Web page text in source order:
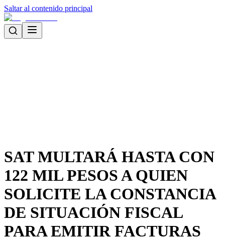
Saltar al contenido principal
SAT MULTARÁ HASTA CON
122 MIL PESOS A QUIEN
SOLICITE LA CONSTANCIA
DE SITUACIÓN FISCAL
PARA EMITIR FACTURAS